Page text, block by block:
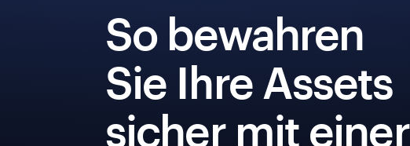
So bewahren
Sie Ihre Assets
sicher mit einer